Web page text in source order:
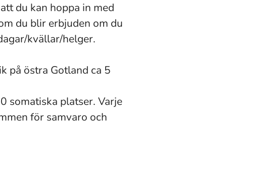
du kan hoppa in med
du blir erbjuden om du
kvällar/helger.
på östra Gotland ca 5
somatiska platser. Varje
för samvaro och